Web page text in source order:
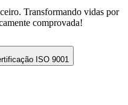
Transformando vidas por
comprovada!
ISO 9001